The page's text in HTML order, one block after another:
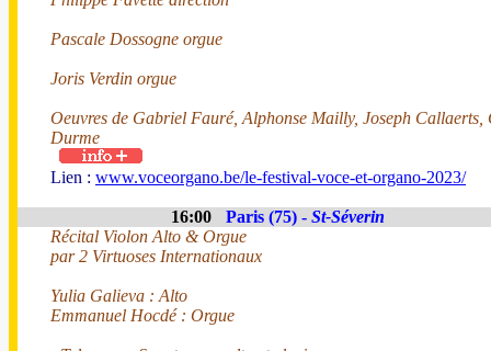
Pascale Dossogne orgue
Joris Verdin orgue
Oeuvres de Gabriel Fauré, Alphonse Mailly, Joseph Callaerts,
Durme
Lien : www.voceorgano.be/le-festival-voce-et-organo-2023/
16:00 Paris (75) - St-Séverin
Récital Violon Alto & Orgue
par 2 Virtuoses Internationaux
Yulia Galieva : Alto
Emmanuel Hocdé : Orgue